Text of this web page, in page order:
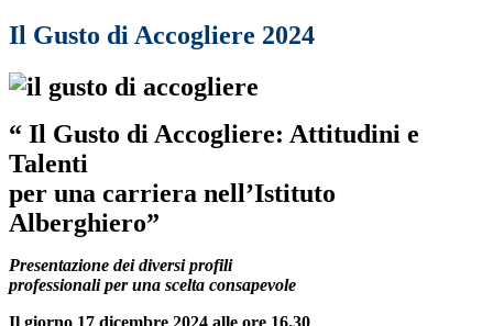
Il Gusto di Accogliere 2024
“ Il Gusto di Accogliere: Attitudini e
Talenti
per una carriera nell’Istituto
Alberghiero”
Presentazione dei diversi profili
professionali per una scelta consapevole